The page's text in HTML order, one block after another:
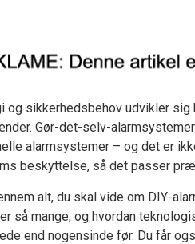
og sikkerhedsbehov udvikler
Gør-det-selv-
alarmsystemer – og det er
beskyttelse, så det passer
alt, du skal vide om DIY-
så mange, og hvordan
end nogensinde før. Du får